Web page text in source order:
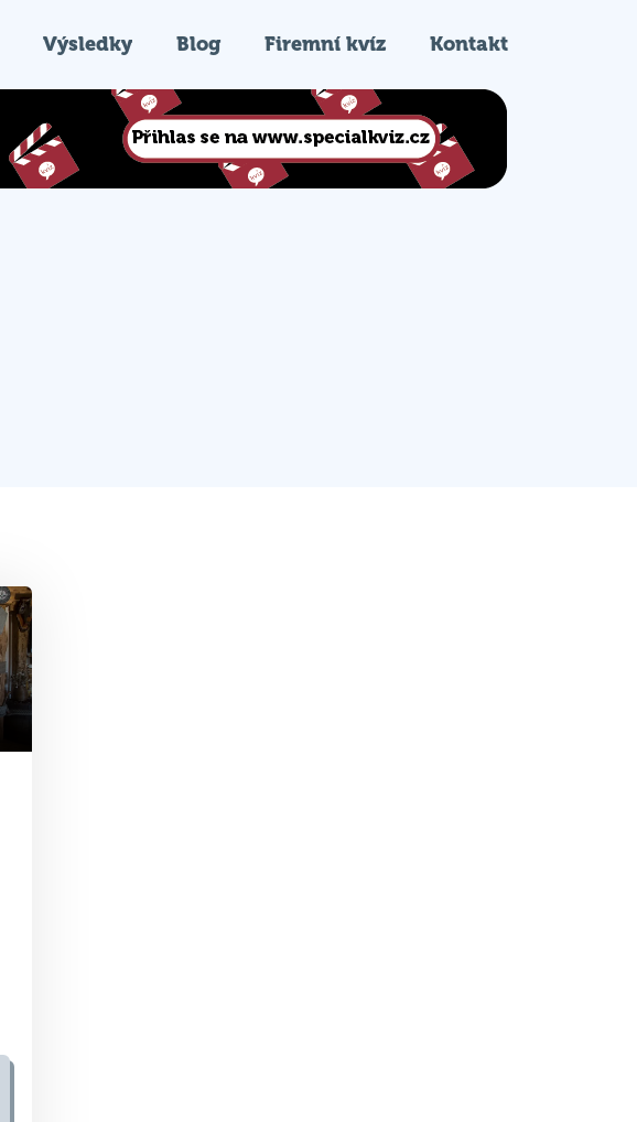
Výsledky Blog Firemní kvíz Kontakt